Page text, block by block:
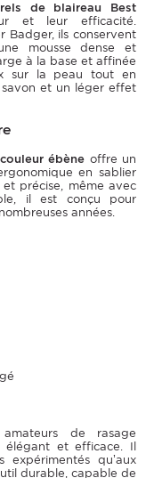
de blaireau Best
et leur efficacité.
Badger, ils conservent
mousse dense et
à la base et affinée
sur la peau tout en
et un léger effet
ébène offre un
en sablier
précise, même avec
il est conçu pour
années.
de rasage
élégant et efficace. Il
expérimentés qu’aux
durable, capable de